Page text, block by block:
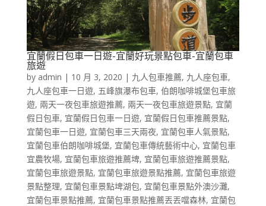
宜蘭假日包車一日遊-宜蘭好玩景點包車-宜蘭包車
旅遊
by admin | 10 月 3, 2020 | 九人包車推薦, 九人座包車,
九人座包車一日遊, 五峰旗瀑布包車, 伯朗咖啡城堡包車旅
遊, 兩天一夜包車旅遊推薦, 兩天一夜包車旅遊景點, 宜蘭
假日包車, 宜蘭假日包車一日遊, 宜蘭假日包車推薦景點,
宜蘭包車一日遊, 宜蘭包車三天兩夜, 宜蘭包車人氣景點,
宜蘭包車伯朗咖啡城堡, 宜蘭包車傳統藝術中心, 宜蘭包車
宜農牧場, 宜蘭包車旅遊推薦埤, 宜蘭包車旅遊推薦景點,
宜蘭包車旅遊景點, 宜蘭包車旅遊景點推薦, 宜蘭包車旅遊
景點整理, 宜蘭包車景點埤湖包, 宜蘭包車景點外澳沙灘,
宜蘭包車景點推薦, 宜蘭包車景點推薦丟丟噹森林, 宜蘭包